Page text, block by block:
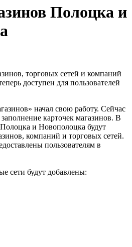
Полоцка и
торговых сетей и компаний
доступен для пользователей
начал свою работу. Сейчас
карточек магазинов. В
и Новополоцка будут
компаний и торговых сетей.
пользователям в
сети будут добавлены: